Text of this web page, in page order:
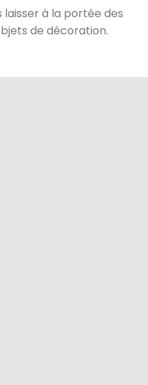
laisser à la portée des
de décoration.